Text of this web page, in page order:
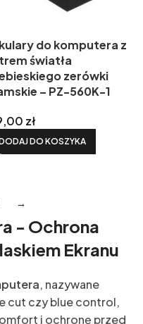
do komputera z
światła
zerówki
– PZ-560K-1
zł
DO KOSZYKA
→
- Ochrona
Ekranu
, nazywane
cut czy blue control,
i ochronę przed